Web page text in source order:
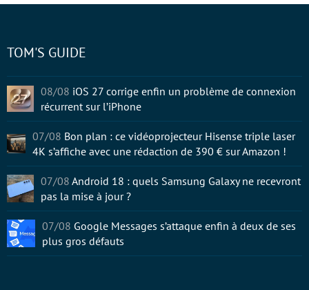
TOM'S GUIDE
08/08 iOS 27 corrige enfin un problème de connexion
récurrent sur l’iPhone
07/08 Bon plan : ce vidéoprojecteur Hisense triple laser
4K s’affiche avec une rédaction de 390 € sur Amazon !
07/08 Android 18 : quels Samsung Galaxy ne recevront
pas la mise à jour ?
07/08 Google Messages s’attaque enfin à deux de ses
plus gros défauts